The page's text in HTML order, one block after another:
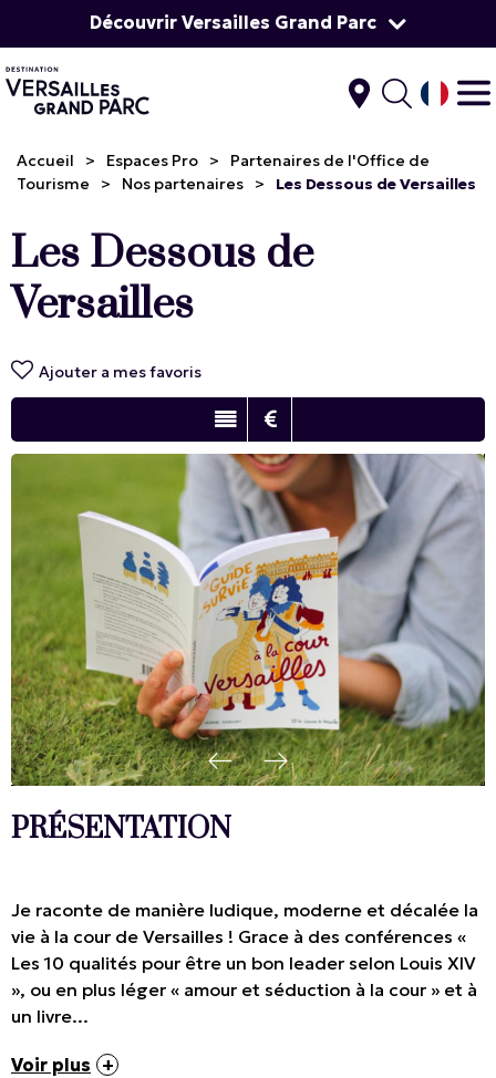
Découvrir Versailles Grand Parc
Accueil > Espaces Pro >
Partenaires de l'Office de
Tourisme
> Nos partenaires > Les Dessous de Versailles
Les Dessous de
Versailles
Ajouter a mes favoris
PRÉSENTATION
Je raconte de manière ludique, moderne et décalée la
vie à la cour de Versailles ! Grace à des conférences «
Les 10 qualités pour être un bon leader selon Louis XIV
», ou en plus léger « amour et séduction à la cour » et à
un livre...
Voir plus